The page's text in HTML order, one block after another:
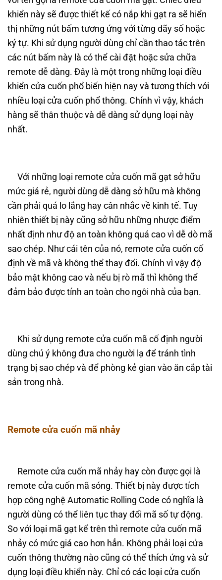
khiển này sẽ được thiết kế có nắp khi gạt ra sẽ hiển
thị những nút bấm tương ứng với từng dãy số hoặc
ký tự. Khi sử dụng người dùng chỉ cần thao tác trên
các nút bấm này là có thể cài đặt hoặc sửa chữa
remote dễ dàng. Đây là một trong những loại điều
khiển cửa cuốn phổ biến hiện nay và tương thích với
nhiều loại cửa cuốn phổ thông. Chính vì vậy, khách
hàng sẽ thân thuộc và dễ dàng sử dụng loại này
nhất.
Với những loại remote cửa cuốn mã gạt sở hữu
mức giá rẻ, người dùng dễ dàng sở hữu mà không
cần phải quá lo lắng hay cân nhắc về kinh tế. Tuy
nhiên thiết bị này cũng sở hữu những nhược điểm
nhất định như độ an toàn không quá cao vì dễ dò mã
sao chép. Như cái tên của nó, remote cửa cuốn cố
định về mã và không thể thay đổi. Chính vì vậy độ
bảo mật không cao và nếu bị rò mã thì không thể
đảm bảo được tính an toàn cho ngôi nhà của bạn.
Khi sử dụng remote cửa cuốn mã cố định người
dùng chú ý không đưa cho người lạ để tránh tình
trạng bị sao chép và để phòng kẻ gian vào ăn cắp tài
sản trong nhà.
Remote cửa cuốn mã nhảy
Remote cửa cuốn mã nhảy hay còn được gọi là
remote cửa cuốn mã sóng. Thiết bị này được tích
hợp công nghệ Automatic Rolling Code có nghĩa là
người dùng có thể liên tục thay đổi mã số tự động.
So với loại mã gạt kể trên thì remote cửa cuốn mã
nhảy có mức giá cao hơn hẳn. Không phải loại cửa
cuốn thông thường nào cũng có thể thích ứng và sử
dụng loại điều khiển này. Chỉ có các loại cửa cuốn